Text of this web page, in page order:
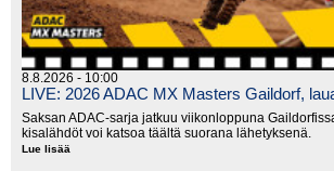
8.8.2026 - 10:00
LIVE: 2026 ADAC MX Masters Gaildorf,
Saksan ADAC-sarja jatkuu viikonloppuna
kisalähdöt voi katsoa täältä suorana lähetyksenä.
Lue lisää